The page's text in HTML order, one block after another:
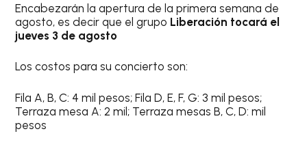
Encabezarán la apertura de la primera semana de
agosto, es decir que el grupo Liberación tocará el
jueves 3 de agosto
Los costos para su concierto son:
Fila A, B, C: 4 mil pesos; Fila D, E, F, G: 3 mil pesos;
Terraza mesa A: 2 mil; Terraza mesas B, C, D: mil
pesos